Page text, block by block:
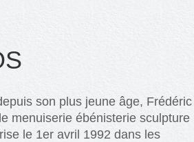
son plus jeune âge, Frédéric
menuiserie ébénisterie sculpture
le 1er avril 1992 dans les